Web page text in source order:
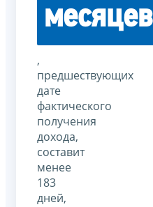
месяцев
,
предшествующих
дате
фактического
получения
дохода,
составит
менее
183
дней,